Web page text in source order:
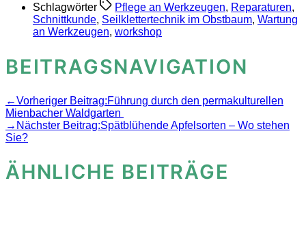
Schlagwörter Pflege an Werkzeugen, Reparaturen,
Schnittkunde, Seilklettertechnik im Obstbaum, Wartung
an Werkzeugen, workshop
BEITRAGSNAVIGATION
←Vorheriger Beitrag:Führung durch den permakulturellen
Mienbacher Waldgarten
→ Nächster Beitrag:Spätblühende Apfelsorten – Wo stehen
Sie?
ÄHNLICHE BEITRÄGE